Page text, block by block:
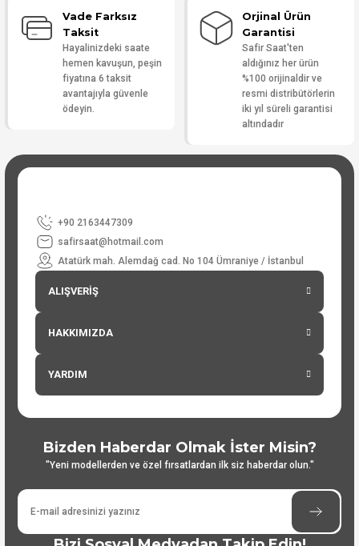
Vade Farksız
Taksit
Hayalinizdeki saate
hemen kavuşun, peşin
fiyatına 6 taksit
avantajıyla güvenle
ödeyin.
Orjinal Ürün
Garantisi
Safir Saat'ten
aldığınız her ürün
%100 orijinaldir ve
resmi distribütörlerin
iki yıl süreli garantisi
altındadır
+90 2163447309
safirsaat@hotmail.com
Atatürk mah. Alemdağ cad. No 104 Ümraniye / İstanbul
ALIŞVERİŞ
HAKKIMIZDA
YARDIM
Bizden Haberdar Olmak İster Misin?
"Yeni modellerden ve özel fırsatlardan ilk siz haberdar olun."